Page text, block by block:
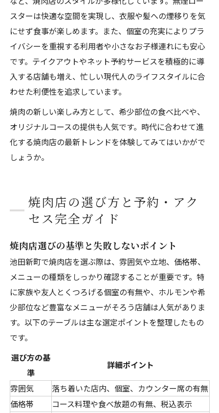
スターは快適な空間を実現し、衣服や髪への煙移りを気
にせず食事が楽しめます。また、個室の充実によりプラ
イバシーを重視する利用者や小さなお子様連れにも安心
です。テイクアウトやネット予約サービスを積極的に導
入する店舗も増え、忙しい現代人のライフスタイルに合
わせた利便性を追求しています。
焼肉の新しい楽しみ方として、希少部位の食べ比べや、
オリジナルコースの提供も人気です。時代に合わせて進
化する焼肉店の最新トレンドを体験してみてはいかがで
しょうか。
焼肉店の選び方と予約・アク
セス完全ガイド
焼肉店選びの基準と失敗しないポイント
池田新町で焼肉店を選ぶ際は、雰囲気や立地、価格帯、
メニューの種類をしっかり確認することが重要です。特
に家族や友人とくつろげる個室の有無や、ホルモンや希
少部位など豊富なメニューがそろう店舗は人気がありま
す。以下のテーブルは主な選定ポイントを整理したもの
です。
選び方の基
準
詳細ポイント
雰囲気
落ち着いた店内、個室、カウンター席の有無
価格帯
コース料理や食べ放題の有無、税込表示